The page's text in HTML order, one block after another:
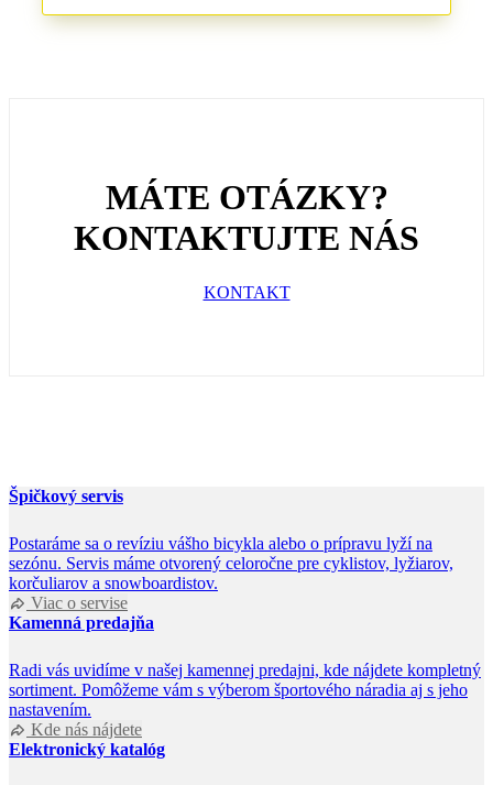
MÁTE OTÁZKY?
KONTAKTUJTE NÁS
KONTAKT
Špičkový servis
Postaráme sa o revíziu vášho bicykla alebo o prípravu lyží na
sezónu. Servis máme otvorený celoročne pre cyklistov, lyžiarov,
korčuliarov a snowboardistov.
Viac o servise
Kamenná predajňa
Radi vás uvidíme v našej kamennej predajni, kde nájdete kompletný
sortiment. Pomôžeme vám s výberom športového náradia aj s jeho
nastavením.
Kde nás nájdete
Elektronický katalóg